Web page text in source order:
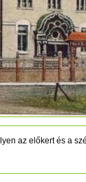
az előkert és a